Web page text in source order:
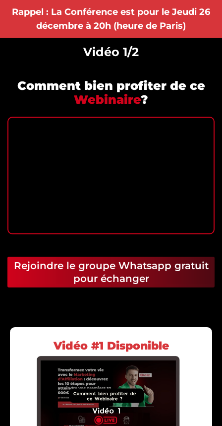
Rappel : La Conférence est pour le Jeudi 26
décembre à 20h (heure de Paris)
Vidéo 1/2
Comment bien profiter de ce
Webinaire?
Rejoindre le groupe Whatsapp gratuit
pour échanger
Vidéo #1 Disponible